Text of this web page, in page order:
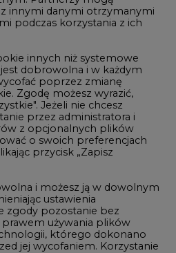
innymi danymi otrzymanymi
podczas korzystania z ich
innych niż systemowe
dobrowolna i w każdym
poprzez zmianę
Zgodę możesz wyrazić,
Jeżeli nie chcesz
przez administratora i
z opcjonalnych plików
o swoich preferencjach
przycisk „Zapisz
i możesz ją w dowolnym
ustawienia
zgody pozostanie bez
używania plików
którego dokonano
jej wycofaniem. Korzystanie